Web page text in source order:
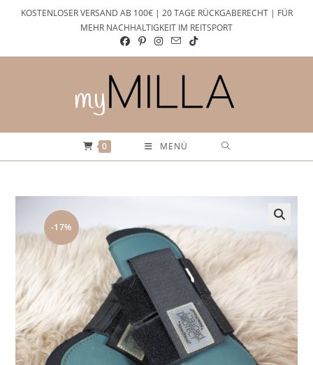
KOSTENLOSER VERSAND AB 100€ | 20 TAGE RÜCKGABERECHT | FÜR
MEHR NACHHALTIGKEIT IM REITSPORT
0 MENÜ
-17%